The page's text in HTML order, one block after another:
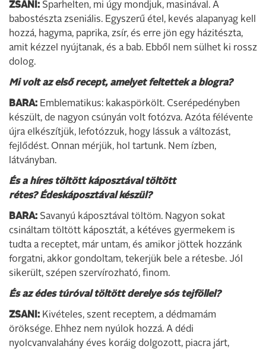
ZSANI: Sparhelten, mi úgy mondjuk, masinával. A
babostészta zseniális. Egyszerű étel, kevés alapanyag kell
hozzá, hagyma, paprika, zsír, és erre jön egy házitészta,
amit kézzel nyújtanak, és a bab. Ebből nem sülhet ki rossz
dolog.
Mi volt az első recept, amelyet feltettek a blogra?
BARA: Emblematikus: kakaspörkölt. Cserépedényben
készült, de nagyon csúnyán volt fotózva. Azóta félévente
újra elkészítjük, lefotózzuk, hogy lássuk a változást,
fejlődést. Onnan mérjük, hol tartunk. Nem ízben,
látványban.
És a híres töltött káposztával töltött
rétes?Édeskáposztával készül?
BARA: Savanyú káposztával töltöm. Nagyon sokat
csináltam töltött káposztát, a kétéves gyermekem is
tudta a receptet, már untam, és amikor jöttek hozzánk
forgatni, akkor gondoltam, tekerjük bele a rétesbe. Jól
sikerült, szépen szervírozható, finom.
És az édes túróval töltött derelye sós tejföllel?
ZSANI: Kivételes, szent receptem, a dédmamám
öröksége. Ehhez nem nyúlok hozzá. A dédi
nyolcvanvalahány éves koráig dolgozott, piacra járt,